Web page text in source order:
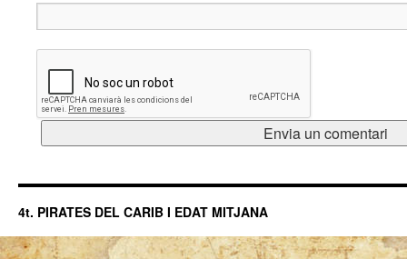
4t. PIRATES DEL CARIB I EDAT MITJANA